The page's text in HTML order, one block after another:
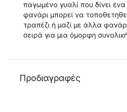
παγωμένο γυαλί που δίνει
φανάρι μπορεί να
τραπέζι ή μαζί με άλλα
σειρά για μια όμορφη
Προδιαγραφές